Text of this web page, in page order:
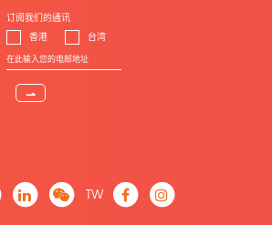
订阅我们的通讯
香港
台湾
⇀
TW